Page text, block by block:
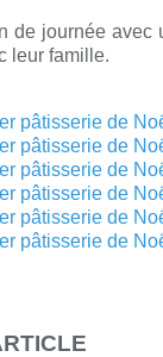
de journée avec
leur famille.